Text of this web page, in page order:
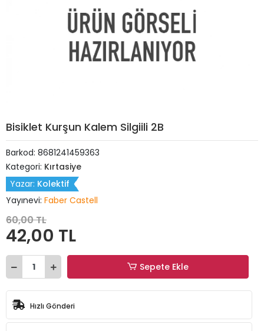
Bisiklet Kurşun Kalem Silgiili 2B
Barkod: 8681241459363
Kategori: Kırtasiye
Yazar: Kolektif
Yayınevi: Faber Castell
60,00 TL
42,00 TL
Sepete Ekle
Hızlı Gönderi